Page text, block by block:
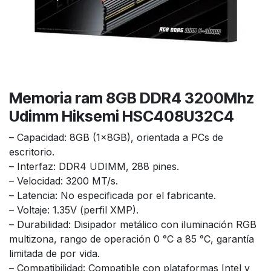
Memoria ram 8GB DDR4 3200Mhz
Udimm Hiksemi HSC408U32C4
– Capacidad: 8GB (1x8GB), orientada a PCs de
escritorio.
– Interfaz: DDR4 UDIMM, 288 pines.
– Velocidad: 3200 MT/s.
– Latencia: No especificada por el fabricante.
– Voltaje: 1.35V (perfil XMP).
– Durabilidad: Disipador metálico con iluminación RGB
multizona, rango de operación 0 °C a 85 °C, garantía
limitada de por vida.
– Compatibilidad: Compatible con plataformas Intel y